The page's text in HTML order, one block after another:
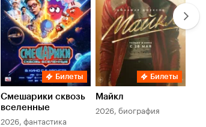
Билеты
Смешарики сквозь
вселенные
2026, фантастика
Билеты
Майкл
2026, биография